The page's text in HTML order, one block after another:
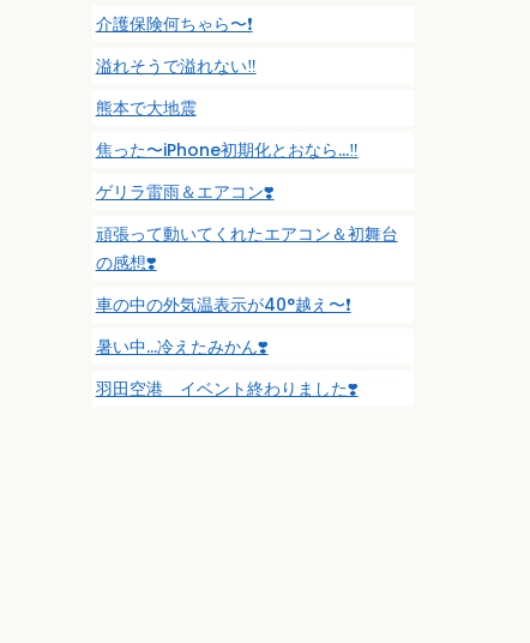
介護保険何ちゃら〜❗️
溢れそうで溢れない‼️
熊本で大地震
焦った〜iPhone初期化とおなら…‼️
ゲリラ雷雨＆エアコン❣️
頑張って動いてくれたエアコン＆初舞台
の感想❣️
車の中の外気温表示が40°越え〜❗️
暑い中…冷えたみかん❣️
羽田空港 イベント終わりました❣️